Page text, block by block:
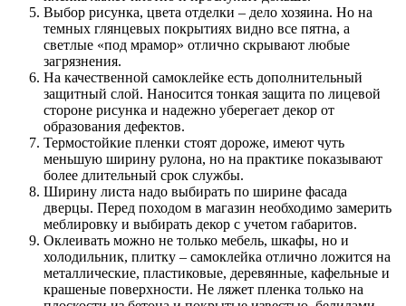
Выбор рисунка, цвета отделки – дело хозяина. Но на
темных глянцевых покрытиях видно все пятна, а
светлые «под мрамор» отлично скрывают любые
загрязнения.
На качественной самоклейке есть дополнительный
защитный слой. Наносится тонкая защита по лицевой
стороне рисунка и надежно уберегает декор от
образования дефектов.
Термостойкие пленки стоят дороже, имеют чуть
меньшую ширину рулона, но на практике показывают
более длительный срок службы.
Ширину листа надо выбирать по ширине фасада
дверцы. Перед походом в магазин необходимо замерить
меблировку и выбирать декор с учетом габаритов.
Оклеивать можно не только мебель, шкафы, но и
холодильник, плитку – самоклейка отлично ложится на
металлические, пластиковые, деревянные, кафельные и
крашеные поверхности. Не ляжет пленка только на